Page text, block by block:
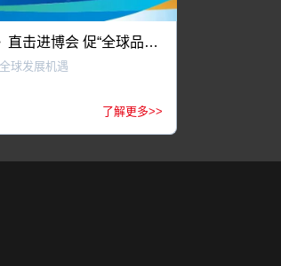
《大国品牌选品官》直击进博会 促“全球品牌 世界共享”
球发展机遇
了解更多>>